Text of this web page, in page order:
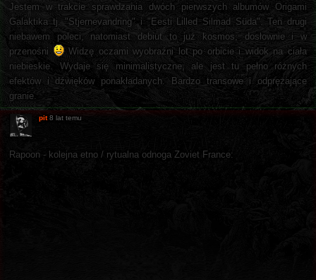
Jestem w trakcie sprawdzania dwóch pierwszych albumów Origami
Galaktika tj. "Stjernevandring" i "Eesti Lilled Silmad Süda". Ten drugi
niebawem poleci, natomiast debiut to już kosmos, dosłownie i w
przenośni
Widzę oczami wyobraźni lot po orbicie i widok na ciała
niebieskie. Wydaje się minimalistyczne, ale jest tu pełno różnych
efektów i dźwięków ponakładanych. Bardzo transowe i odprężające
granie.
pit 8 lat temu
Rapoon - kolejna etno / rytualna odnoga Zoviet France: